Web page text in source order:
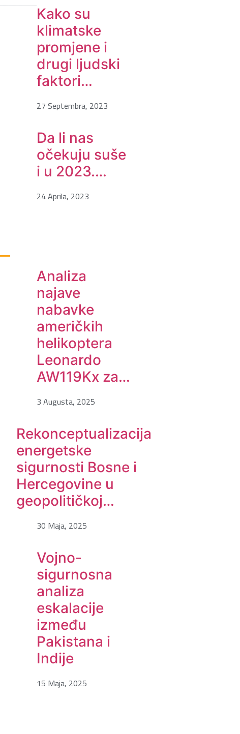
Kako su
klimatske
promjene i
drugi ljudski
faktori…
27 Septembra, 2023
Da li nas
očekuju suše
i u 2023.…
24 Aprila, 2023
Analiza
najave
nabavke
američkih
helikoptera
Leonardo
AW119Kx za…
3 Augusta, 2025
Rekonceptualizacija
energetske
sigurnosti Bosne i
Hercegovine u
geopolitičkoj…
30 Maja, 2025
Vojno-
sigurnosna
analiza
eskalacije
između
Pakistana i
Indije
15 Maja, 2025